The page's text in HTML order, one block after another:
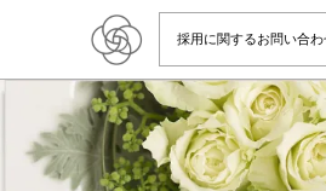
採用に関するお問い合